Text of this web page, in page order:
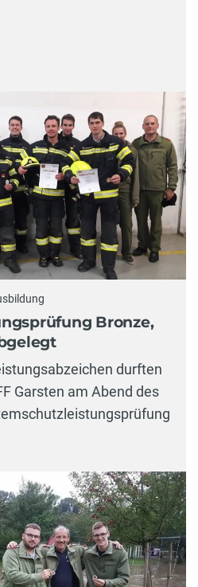
Bronze,
durften
Garsten am Abend des